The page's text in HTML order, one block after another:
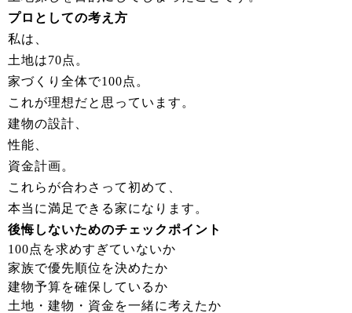
プロとしての考え方
私は、
土地は70点。
家づくり全体で100点。
これが理想だと思っています。
建物の設計、
性能、
資金計画。
これらが合わさって初めて、
本当に満足できる家になります。
後悔しないためのチェックポイント
100点を求めすぎていないか
家族で優先順位を決めたか
建物予算を確保しているか
土地・建物・資金を一緒に考えたか